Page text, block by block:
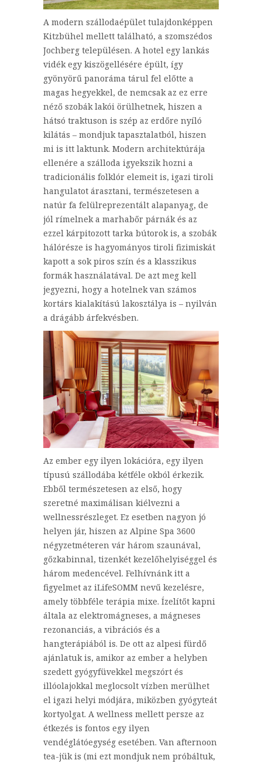
A modern szállodaépület tulajdonképpen
Kitzbühel mellett található, a szomszédos
Jochberg településen. A hotel egy lankás
vidék egy kiszögellésére épült, így
gyönyörű panoráma tárul fel előtte a
magas hegyekkel, de nemcsak az ez erre
néző szobák lakói örülhetnek, hiszen a
hátsó traktuson is szép az erdőre nyíló
kilátás – mondjuk tapasztalatból, hiszen
mi is itt laktunk. Modern architektúrája
ellenére a szálloda igyekszik hozni a
tradicionális folklór elemeit is, igazi tiroli
hangulatot árasztani, természetesen a
natúr fa felülreprezentált alapanyag, de
jól rímelnek a marhabőr párnák és az
ezzel kárpitozott tarka bútorok is, a szobák
hálórésze is hagyományos tiroli fizimiskát
kapott a sok piros szín és a klasszikus
formák használatával. De azt meg kell
jegyezni, hogy a hotelnek van számos
kortárs kialakítású lakosztálya is – nyilván
a drágább árfekvésben.
Az ember egy ilyen lokációra, egy ilyen
típusú szállodába kétféle okból érkezik.
Ebből természetesen az első, hogy
szeretné maximálisan kiélvezni a
wellnessrészleget. Ez esetben nagyon jó
helyen jár, hiszen az Alpine Spa 3600
négyzetméteren vár három szaunával,
gőzkabinnal, tizenkét kezelőhelyiséggel és
három medencével. Felhívnánk itt a
figyelmet az iLifeSOMM nevű kezelésre,
amely többféle terápia mixe. Ízelítőt kapni
általa az elektromágneses, a mágneses
rezonanciás, a vibrációs és a
hangterápiából is. De ott az alpesi fürdő
ajánlatuk is, amikor az ember a helyben
szedett gyógyfüvekkel megszórt és
illóolajokkal meglocsolt vízben merülhet
el igazi helyi módjára, miközben gyógyteát
kortyolgat. A wellness mellett persze az
étkezés is fontos egy ilyen
vendéglátóegység esetében. Van afternoon
tea-jük is (mi ezt mondjuk nem próbáltuk,